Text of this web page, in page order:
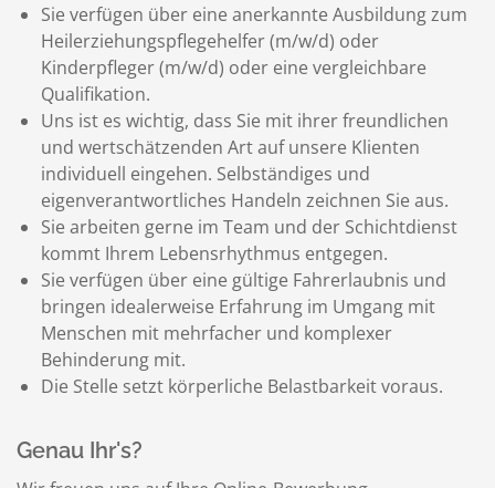
Sie verfügen über eine anerkannte Ausbildung zum
Heilerziehungspflegehelfer (m/w/d) oder
Kinderpfleger (m/w/d) oder eine vergleichbare
Qualifikation.
Uns ist es wichtig, dass Sie mit ihrer freundlichen
und wertschätzenden Art auf unsere Klienten
individuell eingehen. Selbständiges und
eigenverantwortliches Handeln zeichnen Sie aus.
Sie arbeiten gerne im Team und der Schichtdienst
kommt Ihrem Lebensrhythmus entgegen.
Sie verfügen über eine gültige Fahrerlaubnis und
bringen idealerweise Erfahrung im Umgang mit
Menschen mit mehrfacher und komplexer
Behinderung mit.
Die Stelle setzt körperliche Belastbarkeit voraus.
Genau Ihr's?